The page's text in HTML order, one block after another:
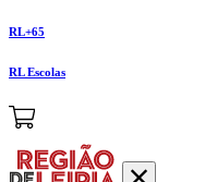
RL+65
RL Escolas